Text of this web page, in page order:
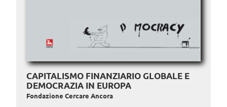
CAPITALISMO FINANZIARIO GLOBALE E
DEMOCRAZIA IN EUROPA
Fondazione Cercare Ancora